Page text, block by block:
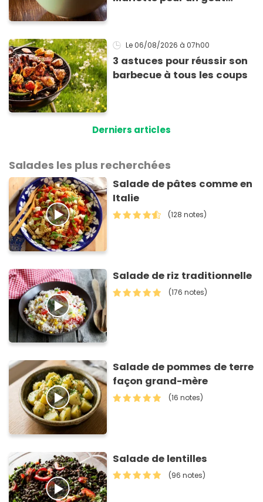
Le 06/08/2026 à 07h00
3 astuces pour réussir son
barbecue à tous les coups
Derniers articles
Salades les plus recherchées
Salade de pâtes comme en
Italie
(128 notes)
Salade de riz traditionnelle
(176 notes)
Salade de pommes de terre
façon grand-mère
(16 notes)
Salade de lentilles
(96 notes)